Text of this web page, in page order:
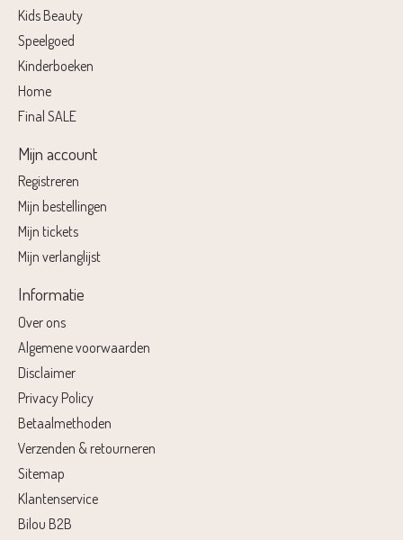
Kids Beauty
Speelgoed
Kinderboeken
Home
Final SALE
Mijn account
Registreren
Mijn bestellingen
Mijn tickets
Mijn verlanglijst
Informatie
Over ons
Algemene voorwaarden
Disclaimer
Privacy Policy
Betaalmethoden
Verzenden & retourneren
Sitemap
Klantenservice
Bilou B2B